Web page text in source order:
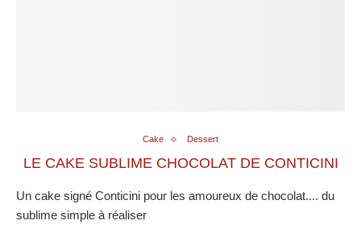
Cake Dessert
LE CAKE SUBLIME CHOCOLAT DE CONTICINI
Un cake signé Conticini pour les amoureux de chocolat.... du
sublime simple à réaliser